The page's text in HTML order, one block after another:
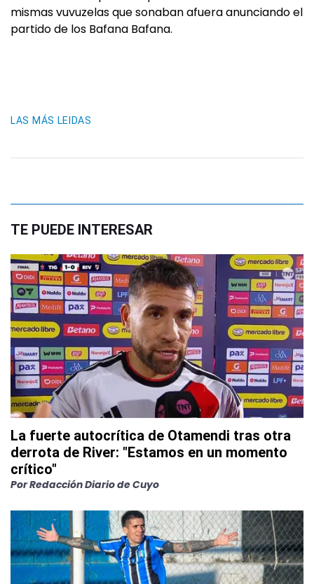
mismas vuvuzelas que sonaban afuera anunciando el
partido de los Bafana Bafana.
LAS MÁS LEIDAS
TE PUEDE INTERESAR
La fuerte autocrítica de Otamendi tras otra
derrota de River: "Estamos en un momento
crítico"
PorRedacción Diario de Cuyo